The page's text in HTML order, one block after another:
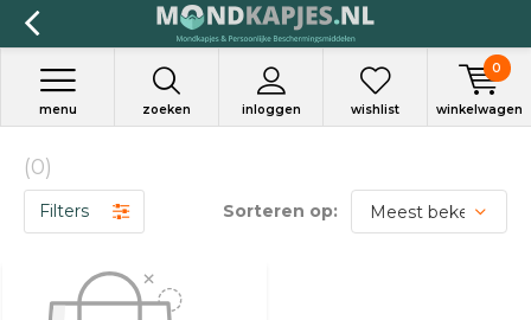
zoeken inloggen
menu wishlist winkelwagen
0
(0)
Filters Sorteren op: